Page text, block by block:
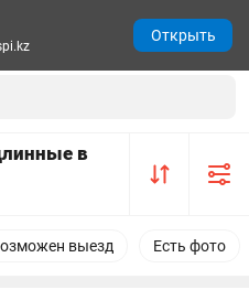
в
выезд Есть фото
Открыть